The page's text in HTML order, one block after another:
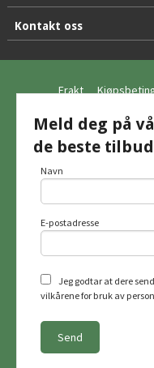
Kontakt oss
Frakt
©
Vår
bruke siden
Meld deg på
de beste
Navn
E-postadresse
Jeg godtar at dere
vilkårene for bruk av